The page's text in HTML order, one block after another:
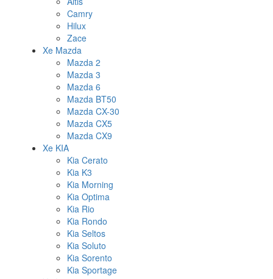
Camry
Hilux
Zace
Xe Mazda
Mazda 2
Mazda 3
Mazda 6
Mazda BT50
Mazda CX-30
Mazda CX5
Mazda CX9
Xe KIA
Kia Cerato
Kia K3
Kia Morning
Kia Optima
Kia Rio
Kia Rondo
Kia Seltos
Kia Soluto
Kia Sorento
Kia Sportage